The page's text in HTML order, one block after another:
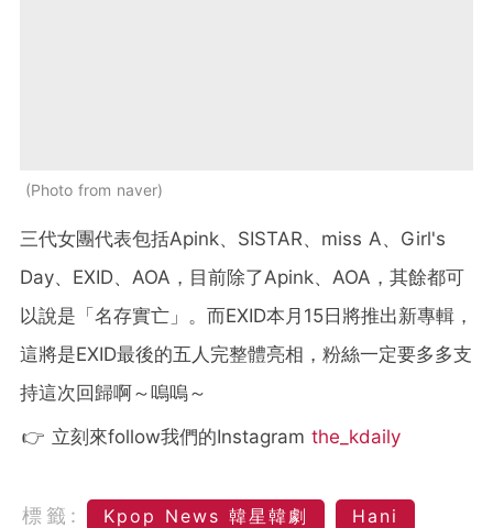
Photo from naver
三代女團代表包括Apink、SISTAR、miss A、Girl's
Day、EXID、AOA，目前除了Apink、AOA，其餘都可
以說是「名存實亡」。而EXID本月15日將推出新專輯，
這將是EXID最後的五人完整體亮相，粉絲一定要多多支
持這次回歸啊～嗚嗚～
👉 立刻來follow我們的Instagram the_kdaily
標籤: Kpop News 韓星韓劇
Hani